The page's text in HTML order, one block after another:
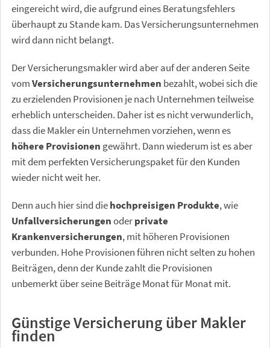
eingereicht wird, die aufgrund eines Beratungsfehlers
überhaupt zu Stande kam. Das Versicherungsunternehmen
wird dann nicht belangt.
Der Versicherungsmakler wird aber auf der anderen Seite
vomVersicherungsunternehmen bezahlt, wobei sich die
zu erzielenden Provisionen je nach Unternehmen teilweise
erheblich unterscheiden. Daher ist es nicht verwunderlich,
dass die Makler ein Unternehmen vorziehen, wenn es
höhere Provisionen gewährt. Dann wiederum ist es aber
mit dem perfekten Versicherungspaket für den Kunden
wieder nicht weit her.
Denn auch hier sind diehochpreisigen Produkte, wie
Unfallversicherungenoderprivate
Krankenversicherungen, mit höheren Provisionen
verbunden. Hohe Provisionen führen nicht selten zu hohen
Beiträgen, denn der Kunde zahlt die Provisionen
unbemerkt über seine Beiträge Monat für Monat mit.
Günstige Versicherung über Makler
finden